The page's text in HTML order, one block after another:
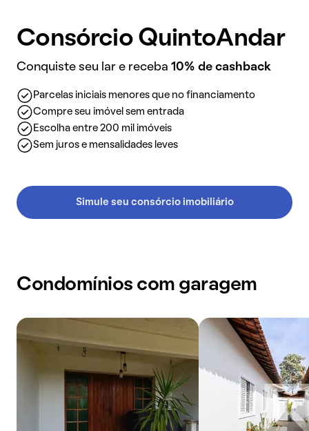
Consórcio QuintoAndar
Conquiste seu lar e receba 10% de cashback
Parcelas iniciais menores que no financiamento
Compre seu imóvel sem entrada
Escolha entre 200 mil imóveis
Sem juros e mensalidades leves
Simule seu consórcio imobiliário
Condomínios com garagem